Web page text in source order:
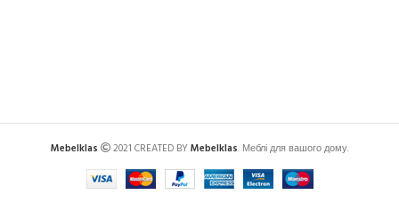
Mebelklas 2021 CREATED BYMebelklas. Меблі для вашого дому.